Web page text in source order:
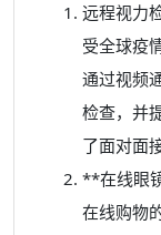
远程视力
受全球疫
通过视频
检查，并
了面对面
**在线眼
在线购物